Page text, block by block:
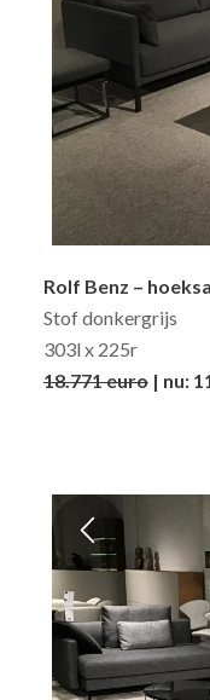
Rolf Benz –
Stof donkergrijs
303l x 225r
18.771 euro| nu: